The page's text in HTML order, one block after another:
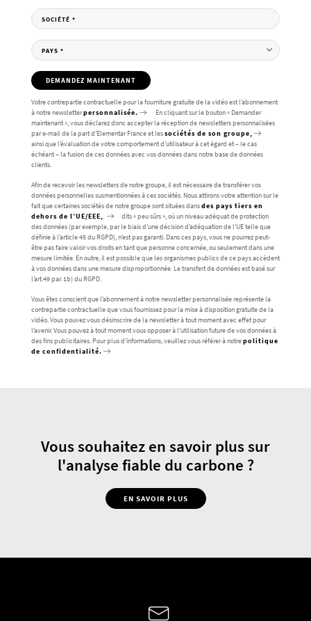
SOCIÉTÉ *
PAYS *
DEMANDEZ MAINTENANT
Votre contrepartie contractuelle pour la fourniture gratuite de la vidéo est l’abonnement
à notre newsletterpersonnalisée.
En cliquant sur le bouton « Demander
maintenant », vous déclarez donc accepter la réception de newsletters personnalisées
par e-mail de la part d’Elementar France et lessociétés de son groupe,
ainsi que l’évaluation de votre comportement d’utilisateur à cet égard et – le cas
échéant – la fusion de ces données avec vos données dans notre base de données
clients.
Afin de recevoir les newsletters de notre groupe, il est nécessaire de transférer vos
données personnelles susmentionnées à ces sociétés. Nous attirons votre attention sur le
fait que certaines sociétés de notre groupe sont situées dansdes pays tiers en
dehors de l’UE/EEE,
dits « peu sûrs », où un niveau adéquat de protection
des données (par exemple, par le biais d’une décision d’adéquation de l’UE telle que
définie à l’article 45 du RGPD), n’est pas garanti. Dans ces pays, vous ne pourrez peut-
être pas faire valoir vos droits en tant que personne concernée, ou seulement dans une
mesure limitée. En outre, il est possible que les organismes publics de ce pays accèdent
à vos données dans une mesure disproportionnée. Le transfert de données est basé sur
l’art.49 par. 1b) du RGPD.
Vous êtes conscient que l’abonnement à notre newsletter personnalisée représente la
contrepartie contractuelle que vous fournissez pour la mise à disposition gratuite de la
vidéo. Vous pouvez vous désinscrire de la newsletter à tout moment avec effet pour
l’avenir. Vous pouvez à tout moment vous opposer à l’utilisation future de vos données à
des fins publicitaires. Pour plus d’informations, veuillez vous référer à notrepolitique
de confidentialité.
Vous souhaitez en savoir plus sur
l'analyse fiable du carbone ?
EN SAVOIR PLUS